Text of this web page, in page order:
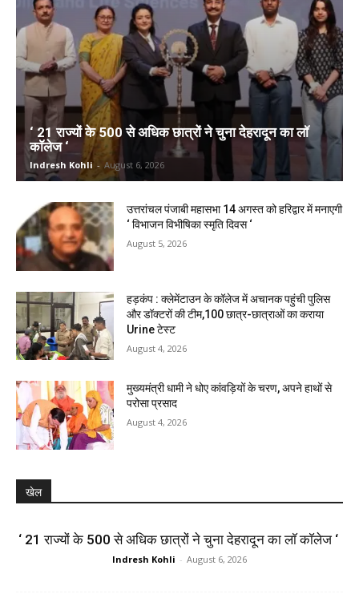
‘ 21 राज्यों के 500 से अधिक छात्रों ने चुना देहरादून का लाॅ
काॅलेज ‘
Indresh Kohli - August 6, 2026
उत्तरांचल पंजाबी महासभा 14 अगस्त को हरिद्वार में मनाएगी
‘ विभाजन विभीषिका स्मृति दिवस ‘
August 5, 2026
हड़कंप : क्लेमेंटाउन के कॉलेज में अचानक पहुंची पुलिस
और डॉक्टरों की टीम,100 छात्र-छात्राओं का कराया
Urine टेस्ट
August 4, 2026
मुख्यमंत्री धामी ने धोए कांवड़ियों के चरण, अपने हाथों से
परोसा प्रसाद
August 4, 2026
खेल
‘ 21 राज्यों के 500 से अधिक छात्रों ने चुना देहरादून का लाॅ काॅलेज ‘
Indresh Kohli - August 6, 2026